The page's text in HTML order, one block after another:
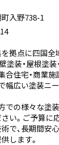
入野738-1
拠点に四国全
塗装・屋根塗装
合住宅・商業
幅広い塗装ニ
での様々な塗
い。ご予算に
で、長期間安
します。